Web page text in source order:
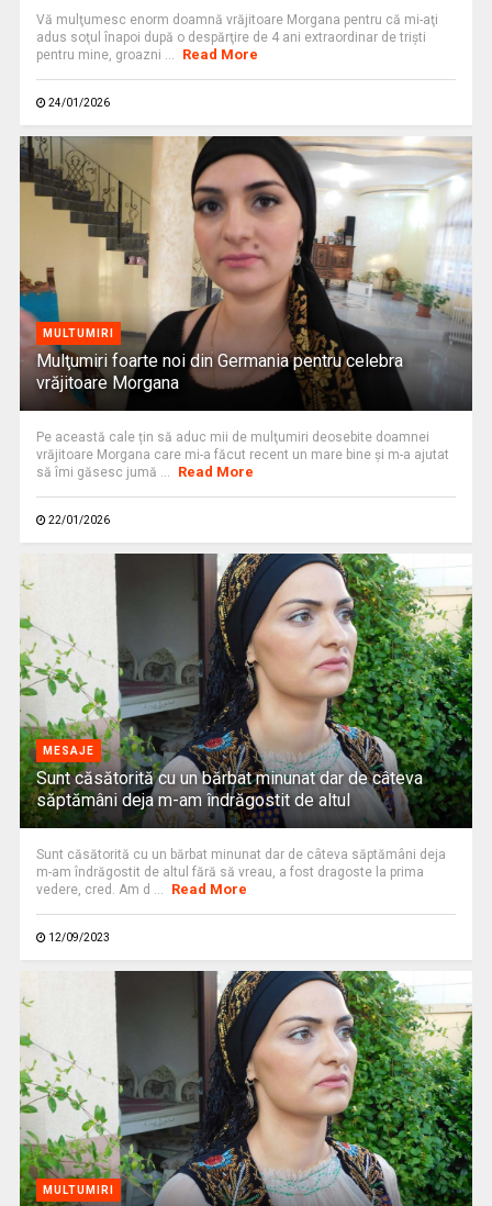
Vă mulţumesc enorm doamnă vrăjitoare Morgana pentru că mi-aţi
adus soţul înapoi după o despărţire de 4 ani extraordinar de triști
pentru mine, groazni ...
Read More
24/01/2026
MULTUMIRI
Mulţumiri foarte noi din Germania pentru celebra
vrăjitoare Morgana
Pe această cale țin să aduc mii de mulţumiri deosebite doamnei
vrăjitoare Morgana care mi-a făcut recent un mare bine şi m-a ajutat
să îmi găsesc jumă ...
Read More
22/01/2026
MESAJE
Sunt căsătorită cu un bărbat minunat dar de câteva
săptămâni deja m-am îndrăgostit de altul
Sunt căsătorită cu un bărbat minunat dar de câteva săptămâni deja
m-am îndrăgostit de altul fără să vreau, a fost dragoste la prima
vedere, cred. Am d ...
Read More
12/09/2023
MULTUMIRI